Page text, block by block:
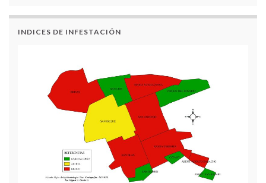
INDICES DE INFESTACIÓN